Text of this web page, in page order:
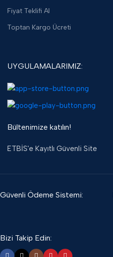
Fiyat Teklifi Al
Toptan Kargo Ücreti
UYGULAMALARIMIZ:
Bültenimize katılın!
ETBİS'e Kayıtlı Güvenli Site
Güvenli Ödeme Sistemi:
Bizi Takip Edin: